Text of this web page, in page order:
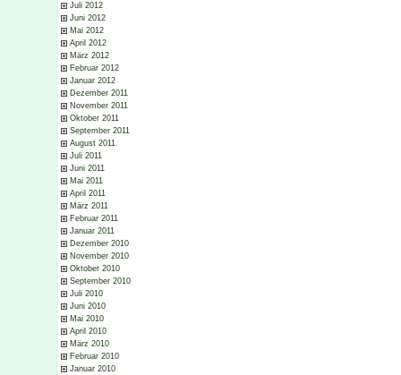
Juli 2012
Juni 2012
Mai 2012
April 2012
März 2012
Februar 2012
Januar 2012
Dezember 2011
November 2011
Oktober 2011
September 2011
August 2011
Juli 2011
Juni 2011
Mai 2011
April 2011
März 2011
Februar 2011
Januar 2011
Dezember 2010
November 2010
Oktober 2010
September 2010
Juli 2010
Juni 2010
Mai 2010
April 2010
März 2010
Februar 2010
Januar 2010